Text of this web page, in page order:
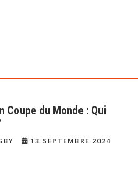
Coupe du Monde : Qui
13 SEPTEMBRE 2024